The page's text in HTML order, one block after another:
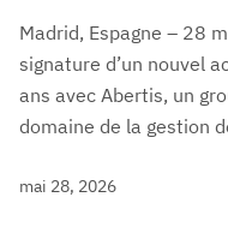
Madrid, Espagne – 28
signature d’un nouvel
ans avec Abertis, un
domaine de la gestion
mai 28, 2026